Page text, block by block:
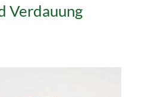
Verdauung